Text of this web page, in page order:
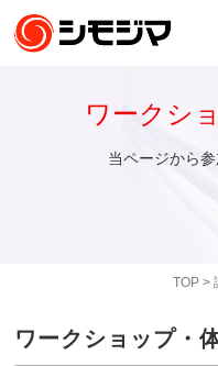
TOP>
ワークシ
当ページから
ワークショップ・